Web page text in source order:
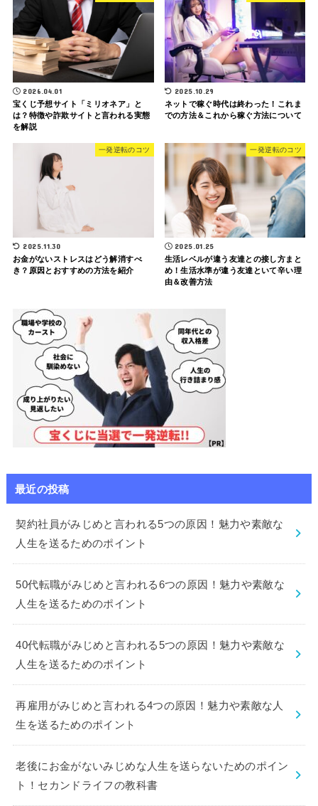
2026.04.01
宝くじ予想サイト「ミリオネア」と
は？特徴や詐欺サイトと言われる実態
を解説
2025.10.29
ネットで稼ぐ時代は終わった！これま
での方法＆これから稼ぐ方法について
一発逆転のコツ
2025.11.30
お金がないストレスはどう解消すべ
き？原因とおすすめの方法を紹介
一発逆転のコツ
2025.01.25
生活レベルが違う友達との接し方まと
め！生活水準が違う友達といて辛い理
由＆改善方法
最近の投稿
契約社員がみじめと言われる5つの原因！魅力や素敵な
人生を送るためのポイント
50代転職がみじめと言われる6つの原因！魅力や素敵な
人生を送るためのポイント
40代転職がみじめと言われる5つの原因！魅力や素敵な
人生を送るためのポイント
再雇用がみじめと言われる4つの原因！魅力や素敵な人
生を送るためのポイント
老後にお金がないみじめな人生を送らないためのポイン
ト！セカンドライフの教科書